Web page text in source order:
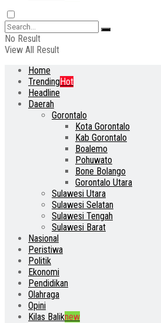
No Result
View All Result
Home
TrendingHot
Headline
Daerah
Gorontalo
Kota Gorontalo
Kab Gorontalo
Boalemo
Pohuwato
Bone Bolango
Gorontalo Utara
Sulawesi Utara
Sulawesi Selatan
Sulawesi Tengah
Sulawesi Barat
Nasional
Peristiwa
Politik
Ekonomi
Pendidikan
Olahraga
Opini
Kilas Baliknew